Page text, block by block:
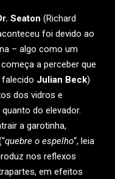
Seaton (Richard
foi devido ao
– algo como um
a perceber que
Julian Beck)
dos vidros e
do elevador.
a garotinha,
quebre o espelho“, leia
nos reflexos
em efeitos